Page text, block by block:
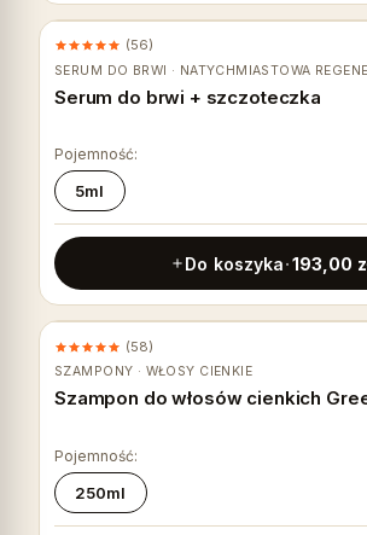
NA OBJĘTOŚĆ
SERUM DO BRWI · NATYCHMIASTOWA
Serum do brwi + szczoteczka
(56)
Pojemność:
5ml
Do koszyka 193,00
DO REGENERACJI
SZAMPONY · WŁOSY CIENKIE
Szampon do włosów cienkich
(58)
Pojemność:
250ml